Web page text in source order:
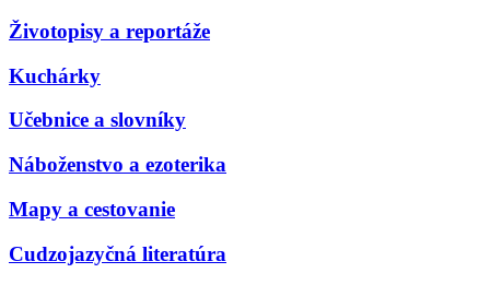
Životopisy a reportáže
Kuchárky
Učebnice a slovníky
Náboženstvo a ezoterika
Mapy a cestovanie
Cudzojazyčná literatúra